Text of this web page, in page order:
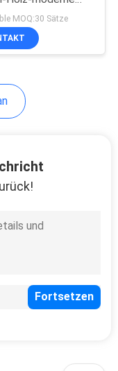
Möbel
MOQ:30 Sätze